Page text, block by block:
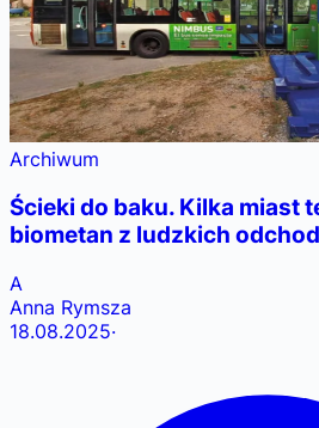
Archiwum
Ścieki do baku. Kilka miast
biometan z ludzkich
A
Anna Rymsza
18.08.2025·